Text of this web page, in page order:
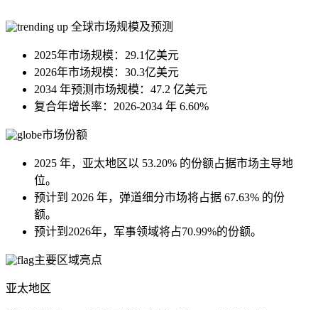
全球市场规模及预测
2025年市场规模：29.1亿美元
2026年市场规模：30.3亿美元
2034 年预测市场规模：47.2 亿美元
复合年增长率：2026-2034 年 6.60%
市场份额
2025 年，亚太地区以 53.20% 的份额占据市场主导地
位。
预计到 2026 年，弹道细分市场将占据 67.63% 的份
额。
预计到2026年，军事领域将占70.99%的份额。
主要区域亮点
亚太地区